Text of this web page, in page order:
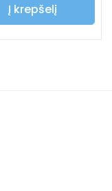
Į krepšelį